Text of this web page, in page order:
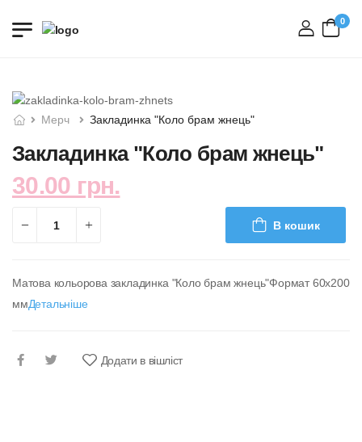
вхід
0
Мерч Закладинка "Коло брам жнець"
Закладинка "Коло брам жнець"
30.00 грн.
В кошик
Матова кольорова закладинка "Коло брам жнець"Формат 60х200
ммДетальніше
Додати в вішліст